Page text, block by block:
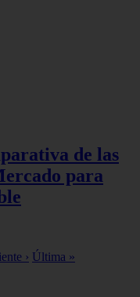
de las
para
› Última »